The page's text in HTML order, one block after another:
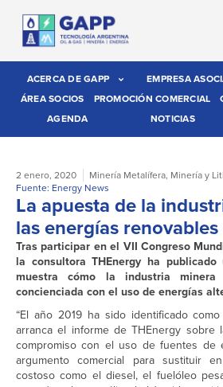
ACERCA DE GAPP EMPRESA
ÁREA SOCIOS
PROMOCIÓN COMERCIAL
AGENDA
NOTICIAS
2 enero, 2020 Minería Metalífera, Minería y
Fuente: Energy News
La apuesta de la
las energías renovables
Tras participar en el VII Congreso
la consultora THEnergy ha
muestra cómo la industria
concienciada con el uso de energías
“El año 2019 ha sido identificado
arranca el informe de THEnergy sobre
compromiso con el uso de fuentes de
argumento comercial para sustituir
costoso como el diesel, el fuelóleo